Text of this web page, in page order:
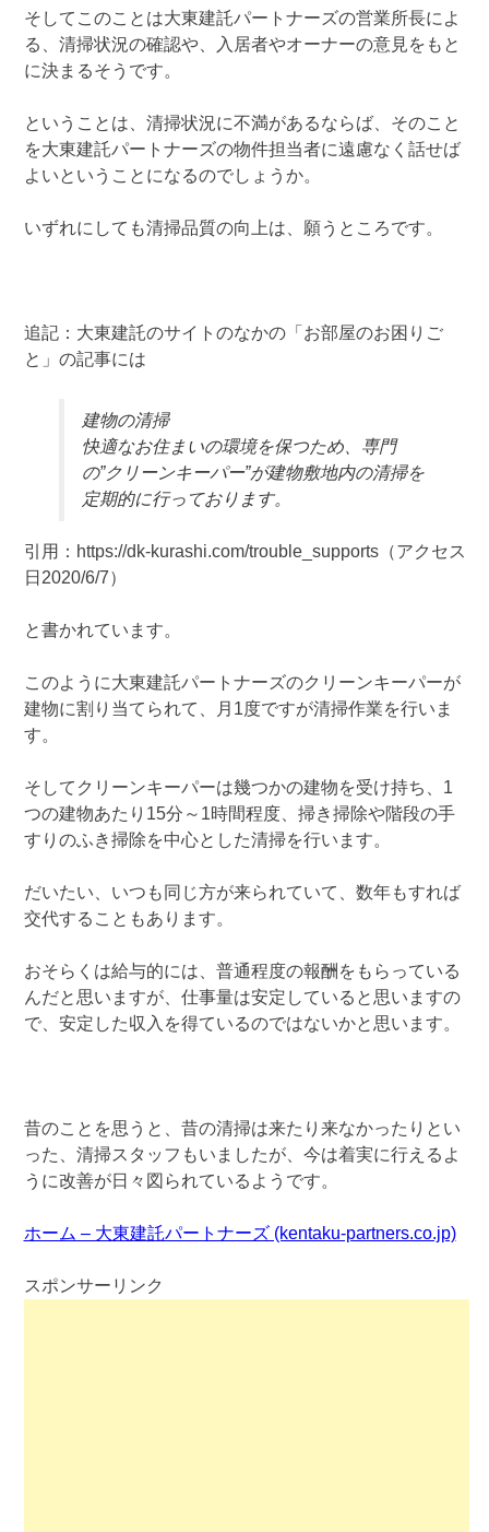
そしてこのことは大東建託パートナーズの営業所長によ
る、清掃状況の確認や、入居者やオーナーの意見をもと
に決まるそうです。
ということは、清掃状況に不満があるならば、そのこと
を大東建託パートナーズの物件担当者に遠慮なく話せば
よいということになるのでしょうか。
いずれにしても清掃品質の向上は、願うところです。
追記：大東建託のサイトのなかの「お部屋のお困りご
と」の記事には
建物の清掃
快適なお住まいの環境を保つため、専門
の”クリーンキーパー”が建物敷地内の清掃を
定期的に行っております。
引用：https://dk-kurashi.com/trouble_supports（アクセス
日2020/6/7）
と書かれています。
このように大東建託パートナーズのクリーンキーパーが
建物に割り当てられて、月1度ですが清掃作業を行いま
す。
そしてクリーンキーパーは幾つかの建物を受け持ち、1
つの建物あたり15分～1時間程度、掃き掃除や階段の手
すりのふき掃除を中心とした清掃を行います。
だいたい、いつも同じ方が来られていて、数年もすれば
交代することもあります。
おそらくは給与的には、普通程度の報酬をもらっている
んだと思いますが、仕事量は安定していると思いますの
で、安定した収入を得ているのではないかと思います。
昔のことを思うと、昔の清掃は来たり来なかったりとい
った、清掃スタッフもいましたが、今は着実に行えるよ
うに改善が日々図られているようです。
ホーム – 大東建託パートナーズ (kentaku-partners.co.jp)
スポンサーリンク